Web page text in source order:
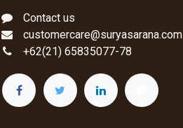
Contact us
customercare@suryasarana.com
+62(21) 65835077-78